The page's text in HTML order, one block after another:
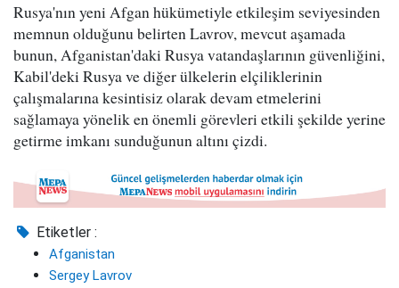
Rusya'nın yeni Afgan hükümetiyle etkileşim seviyesinden
memnun olduğunu belirten Lavrov, mevcut aşamada
bunun, Afganistan'daki Rusya vatandaşlarının güvenliğini,
Kabil'deki Rusya ve diğer ülkelerin elçiliklerinin
çalışmalarına kesintisiz olarak devam etmelerini
sağlamaya yönelik en önemli görevleri etkili şekilde yerine
getirme imkanı sunduğunun altını çizdi.
Etiketler :
Afganistan
Sergey Lavrov